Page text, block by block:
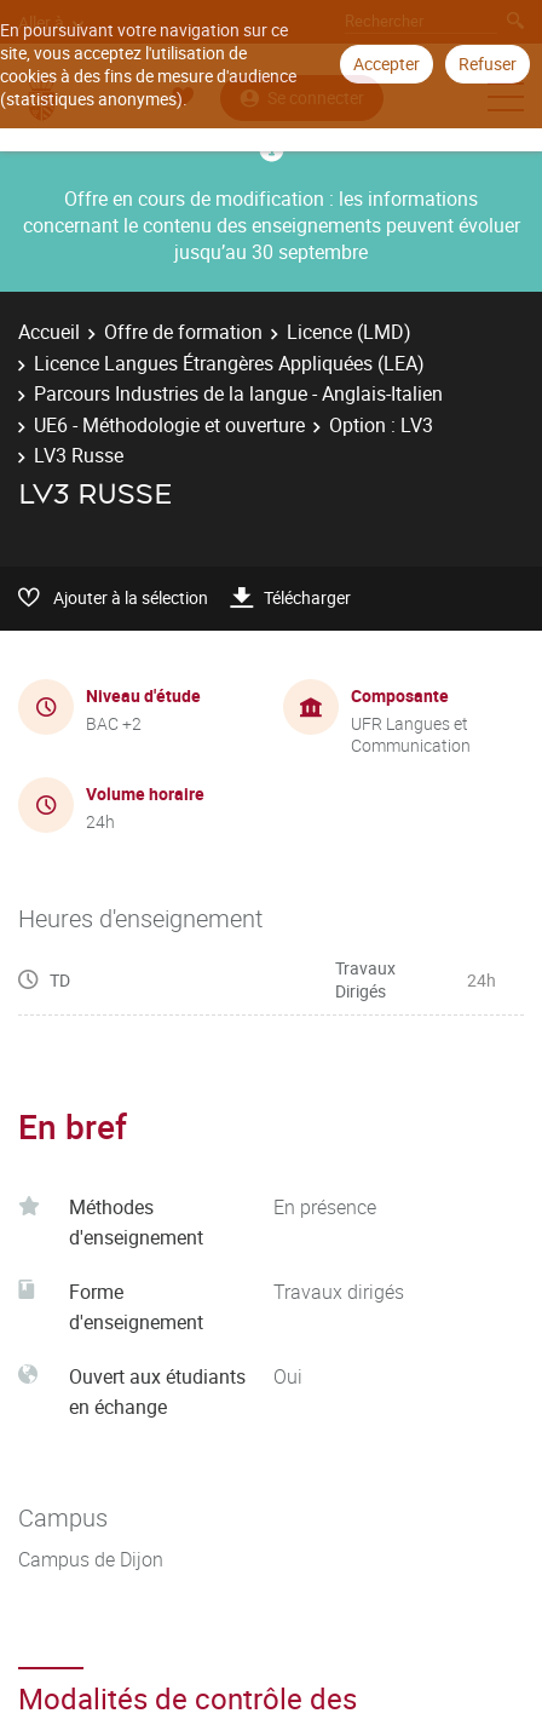
En poursuivant votre navigation sur ce
site, vous acceptez l'utilisation de
cookies à des fins de mesure d'audience
(statistiques anonymes).
Accepter Refuser
Aller à
Se connecter
Offre en cours de modification : les informations
concernant le contenu des enseignements peuvent évoluer
jusqu’au 30 septembre
Accueil Offre de formation
Licence (LMD)
Licence Langues Étrangères Appliquées (LEA)
Parcours Industries de la langue - Anglais-Italien
UE6 - Méthodologie et ouverture
Option : LV3
LV3 Russe
LV3 RUSSE
Ajouter à la sélection Télécharger
Niveau d'étude
BAC +2
Composante
UFR Langues et
Communication
Volume horaire
24h
Heures d'enseignement
TD
Travaux
Dirigés
24h
En bref
Méthodes
d'enseignement
En présence
Forme
d'enseignement
Travaux dirigés
Ouvert aux étudiants
en échange
Oui
Campus
Campus de Dijon
Modalités de contrôle des